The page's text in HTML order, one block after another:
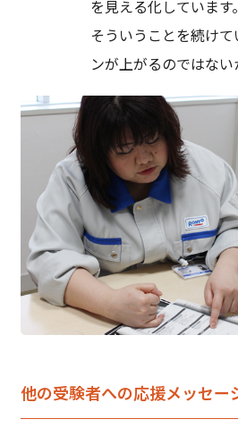
を見える化しています。
そういうことを続け
ンが上がるのではない
他の受験者への応援メッセー